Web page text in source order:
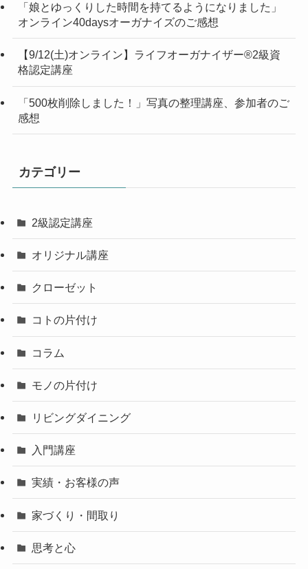
「娘とゆっくりした時間を持てるようになりました」
オンライン40daysオーガナイズのご感想
【9/12(土)オンライン】ライフオーガナイザー®︎2級資
格認定講座
「500枚削除しました！」写真の整理講座、参加者のご
感想
カテゴリー
2級認定講座
オリジナル講座
クローゼット
コトの片付け
コラム
モノの片付け
リビングダイニング
入門講座
実績・お客様の声
家づくり・間取り
思考と心